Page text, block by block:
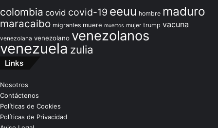
colombia covid covid-19 eeuu hombre maduro
maracaibo migrantes muere muertos mujer trump vacuna
venezolana venezolano venezolanos
venezuela zulia
Links
Nosotros
Contáctenos
Políticas de Cookies
Políticas de Privacidad